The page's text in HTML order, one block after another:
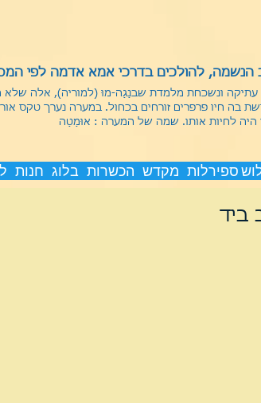
הנשמה, להולכים בדרכי אמא אדמה לפי
עתיקה ונשכחת מלמדת שבנַגַה-מוּ (למוריה), אלה שלא
בה חיו פרפרים זורחים בכחול. במערה נערך טקס
לחיות אותו. שמה של המערה : אוּמַטַה
חנות בלוג הכשרות מקדש ספירלות
ביד